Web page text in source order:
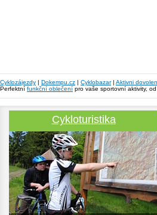
Cyklozájezdy | Dokempu.cz | Cyklobazar| Aktivni
Perfektní funkční oblečení pro vaše sportovní aktivity, od
Cykloturistika